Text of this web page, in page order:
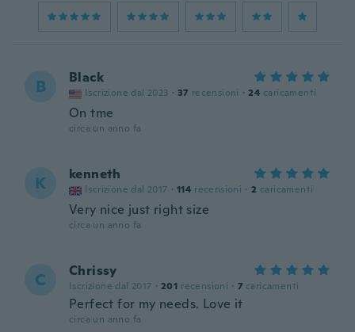
B Black
Iscrizione dal 2023 · 37 recensioni · 24 caricamenti
On tme
circa un anno fa
K kenneth
Iscrizione dal 2017 · 114 recensioni · 2 caricamenti
Very nice just right size
circa un anno fa
C Chrissy
Iscrizione dal 2017 · 201 recensioni · 7 caricamenti
Perfect for my needs. Love it
circa un anno fa